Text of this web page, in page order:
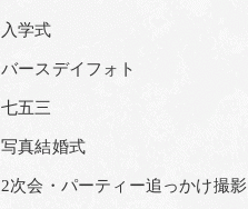
入学式
バースデイフォト
七五三
写真結婚式
2次会・パーティー追っかけ撮影